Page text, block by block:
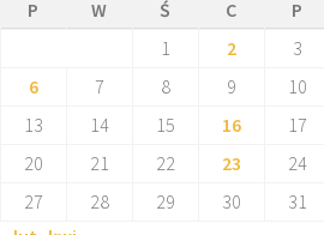
P
W Ś C P
1
2 3
6
7 8 9 10
13
14 15 16 17
20
21 22 23 24
27
28 29 30
31